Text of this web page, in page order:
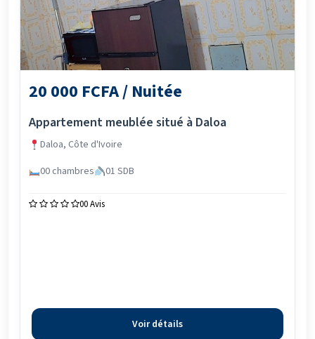
20 000 FCFA / Nuitée
Appartement meublée situé à Daloa
Daloa, Côte d'Ivoire
00 chambres
01 SDB
00 Avis
Voir détails